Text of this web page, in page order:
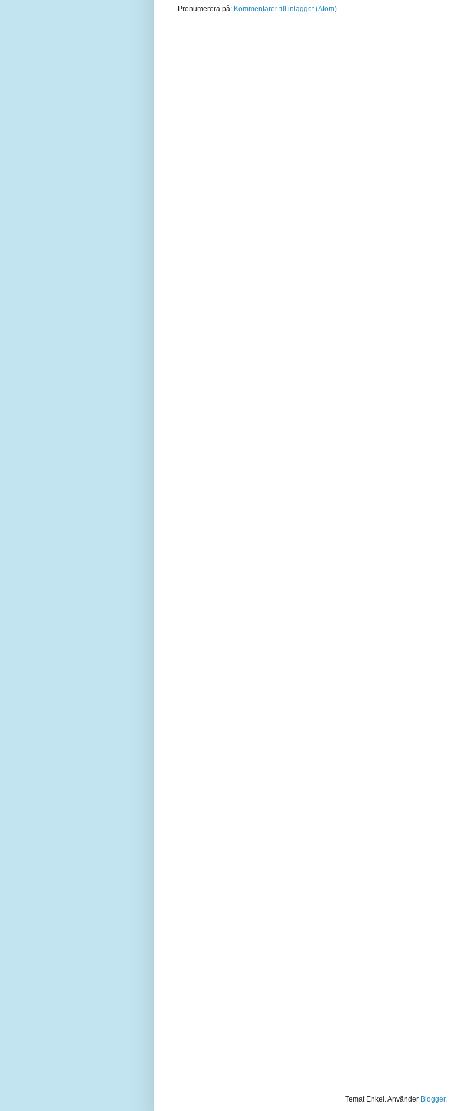
Prenumerera på: Kommentarer till inlägget (Atom)
Temat Enkel. Använder Blogger.